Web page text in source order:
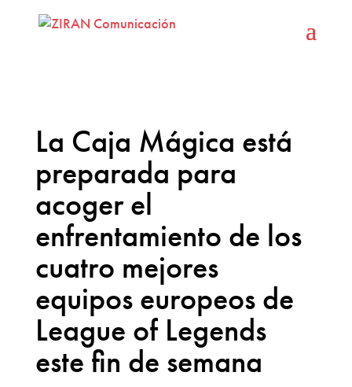
La Caja Mágica está
preparada para
acoger el
enfrentamiento de los
cuatro mejores
equipos europeos de
League of Legends
este fin de semana